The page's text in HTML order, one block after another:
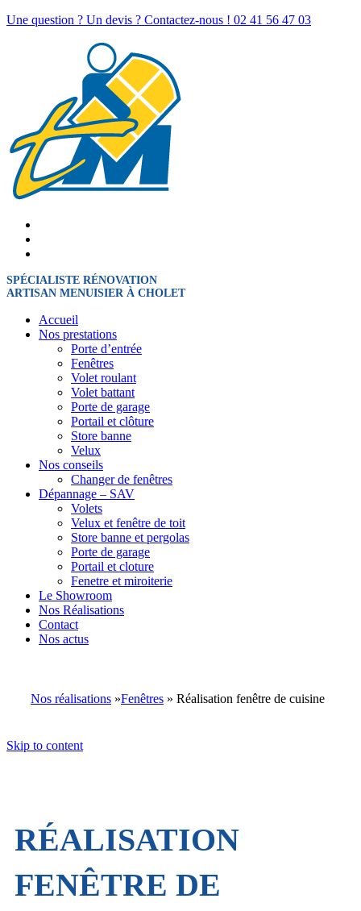
Une question ? Un devis ? Contactez-nous ! 02 41 56 47 03
SPÉCIALISTE RÉNOVATION
ARTISAN MENUISIER À CHOLET
Accueil
Nos prestations
Porte d’entrée
Fenêtres
Volet roulant
Volet battant
Porte de garage
Portail et clôture
Store banne
Velux
Nos conseils
Changer de fenêtres
Dépannage – SAV
Volets
Velux et fenêtre de toit
Store banne et pergolas
Porte de garage
Portail et cloture
Fenetre et miroiterie
Le Showroom
Nos Réalisations
Contact
Nos actus
Nos réalisations »Fenêtres » Réalisation fenêtre de cuisine
Skip to content
RÉALISATION
FENÊTRE DE